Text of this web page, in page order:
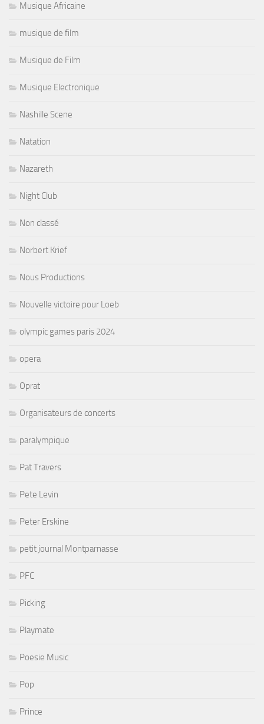
Musique Africaine
musique de film
Musique de Film
Musique Electronique
Nashille Scene
Natation
Nazareth
Night Club
Non classé
Norbert Krief
Nous Productions
Nouvelle victoire pour Loeb
olympic games paris 2024
opera
Oprat
Organisateurs de concerts
paralympique
Pat Travers
Pete Levin
Peter Erskine
petit journal Montparnasse
PFC
Picking
Playmate
Poesie Music
Pop
Prince